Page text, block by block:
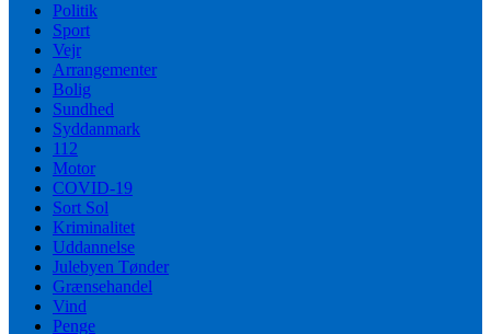
Politik
Sport
Vejr
Arrangementer
Bolig
Sundhed
Syddanmark
112
Motor
COVID-19
Sort Sol
Kriminalitet
Uddannelse
Julebyen Tønder
Grænsehandel
Vind
Penge